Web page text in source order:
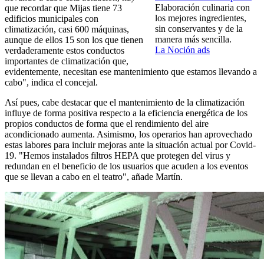
Elaboración culinaria con
los mejores ingredientes,
sin conservantes y de la
manera más sencilla.
La Noción ads
que recordar que Mijas tiene 73
edificios municipales con
climatización, casi 600 máquinas,
aunque de ellos 15 son los que tienen
verdaderamente estos conductos
importantes de climatización que,
evidentemente, necesitan ese mantenimiento que estamos llevando a
cabo", indica el concejal.
Así pues, cabe destacar que el mantenimiento de la climatización
influye de forma positiva respecto a la eficiencia energética de los
propios conductos de forma que el rendimiento del aire
acondicionado aumenta. Asimismo, los operarios han aprovechado
estas labores para incluir mejoras ante la situación actual por Covid-
19. "Hemos instalados filtros HEPA que protegen del virus y
redundan en el beneficio de los usuarios que acuden a los eventos
que se llevan a cabo en el teatro", añade Martín.